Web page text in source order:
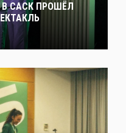
САСК ПРОШЁЛ